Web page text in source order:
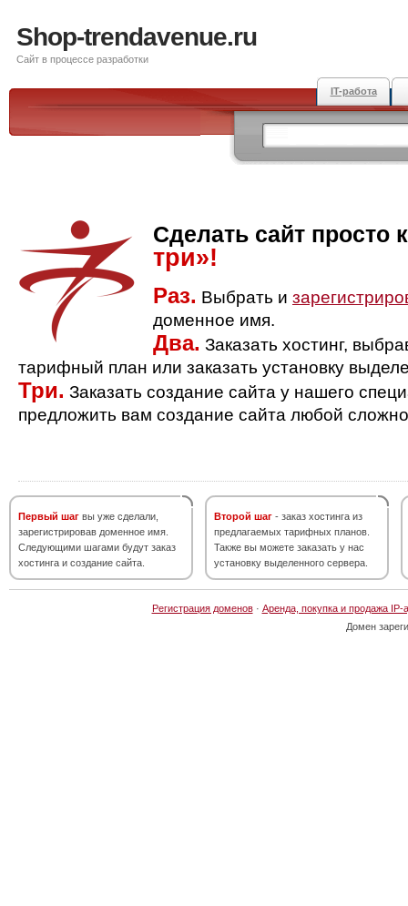
Shop-trendavenue.ru
Сайт в процессе разработки
IT-работа
Сделать сайт просто
три»!
Раз. Выбрать и
доменное имя.
Два. Заказать хостинг,
тарифный план или заказать установку
Три. Заказать создание сайта у нашего
предложить вам создание сайта любой
Первый шаг вы уже сделали,
зарегистрировав доменное имя.
Следующими шагами будут заказ
хостинга и создание сайта.
Второй шаг - заказ хостинга из
предлагаемых тарифных планов.
Также вы можете заказать у нас
установку выделенного сервера.
Регистрация доменов· Аренда, покупка и продажа IP-
Домен